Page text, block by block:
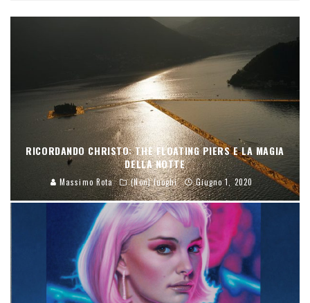
RICORDANDO CHRISTO: THE FLOATING PIERS E LA MAGIA
DELLA NOTTE
Massimo Rota (Non) luoghi Giugno 1, 2020